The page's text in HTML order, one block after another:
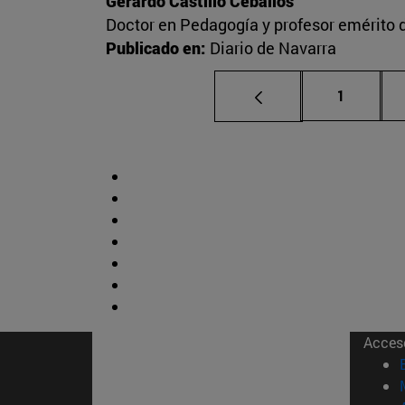
Doctor en Pedagogía y profesor emérito
Publicado en: Diario de Navarra
Página
1